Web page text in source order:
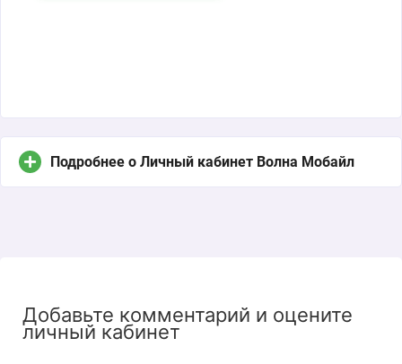
Подробнее о Личный кабинет Волна Мобайл
Добавьте комментарий и оцените
личный кабинет